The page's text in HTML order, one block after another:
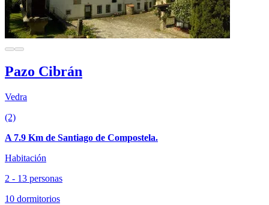
Pazo Cibrán
Vedra
(2)
A 7.9 Km de Santiago de Compostela.
Habitación
2 - 13 personas
10 dormitorios